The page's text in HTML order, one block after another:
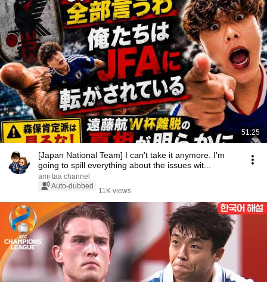
51:25
[Japan National Team] I can't take it anymore. I'm
going to spill everything about the issues wit...
ami taa channel
Auto-dubbed
11K views